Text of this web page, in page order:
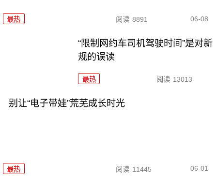
最热 阅读 8891 06-08
“限制网约车司机驾驶时间”是对新
规的误读
最热 阅读 13013
别让“电子带娃”荒芜成长时光
最热 阅读 11445 06-01